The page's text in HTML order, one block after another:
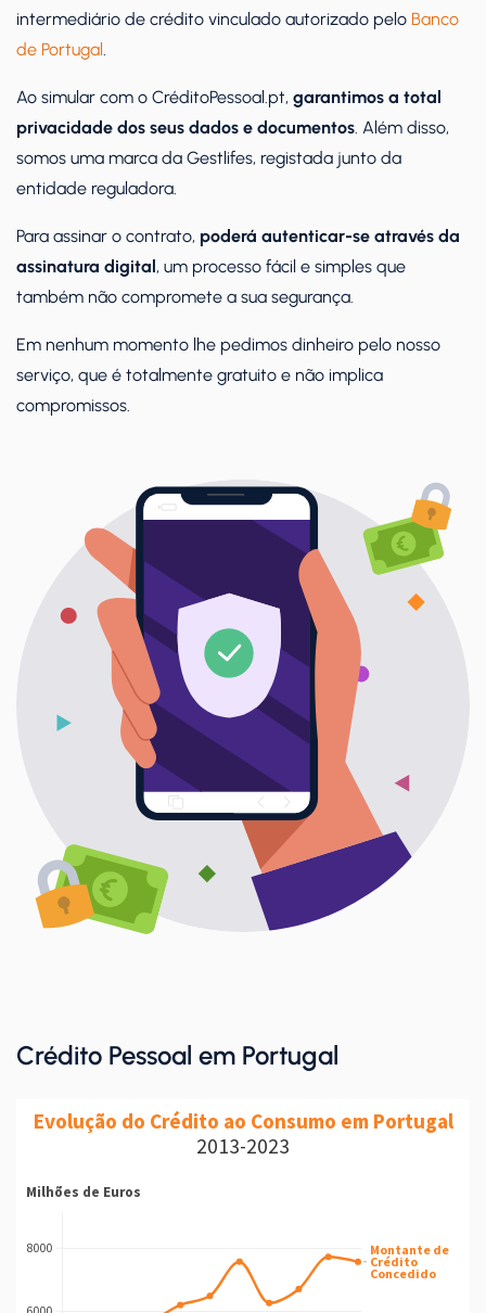
intermediário de crédito vinculado autorizado pelo Banco
de Portugal.
Ao simular com o CréditoPessoal.pt, garantimos a total
privacidade dos seus dados e documentos. Além disso,
somos uma marca da Gestlifes, registada junto da
entidade reguladora.
Para assinar o contrato, poderá autenticar-se através da
assinatura digital, um processo fácil e simples que
também não compromete a sua segurança.
Em nenhum momento lhe pedimos dinheiro pelo nosso
serviço, que é totalmente gratuito e não implica
compromissos.
Crédito Pessoal em Portugal